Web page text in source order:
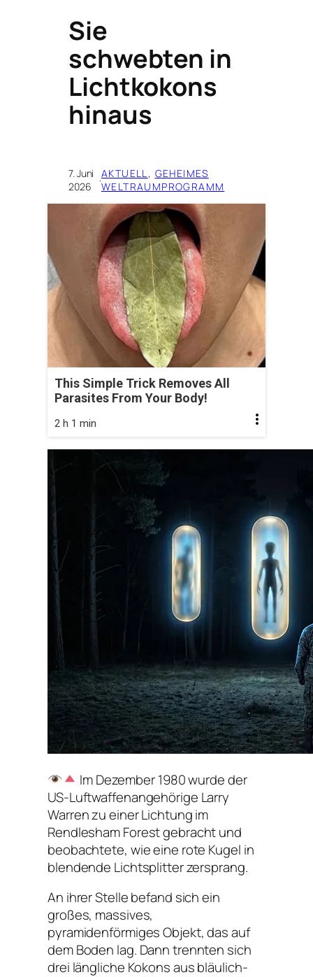
Sie
schwebten in
Lichtkokons
hinaus
7. Juni
2026
·AKTUELL, GEHEIMES
WELTRAUMPROGRAMM
This Simple Trick Removes All
Parasites From Your Body!
2 h 1 min
Im Dezember 1980 wurde der
US-Luftwaffenangehörige Larry
Warren zu einer Lichtung im
Rendlesham Forest gebracht und
beobachtete, wie eine rote Kugel in
blendende Lichtsplitter zersprang.
An ihrer Stelle befand sich ein
großes, massives,
pyramidenförmiges Objekt, das auf
dem Boden lag. Dann trennten sich
drei längliche Kokons aus bläulich-